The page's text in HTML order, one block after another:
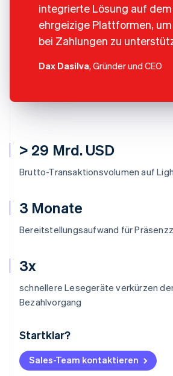
> 29 Mrd. USD
Brutto-Transaktionsvolumen auf
3 Monate
Bereitstellungsaufwand für
3x
schnellere Lesegeräte verkürzen
Bezahlvorgang
Startklar?
Sales-Team kontaktieren
integrierte Lösung auf
ehrgeizige Plattformen,
bei Zahlungen zu
Dax Dasilva, Gründer und CEO
Australien
Belgien
NederlandsFrançaisDeutschEnglish